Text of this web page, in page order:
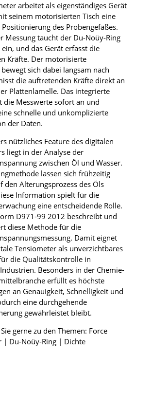
arbeitet als eigenständiges Gerät
seinem motorisierten Tisch eine
des Probengefäßes.
Messung taucht der Du-Noüy-Ring
und das Gerät erfasst die
Kräfte. Der motorisierte
sich dabei langsam nach
die auftretenden Kräfte direkt an
Plattenlamelle. Das integrierte
die Messwerte sofort an und
schnelle und unkomplizierte
der Daten.
nützliches Feature des digitalen
liegt in der Analyse der
zwischen Öl und Wasser.
lassen sich frühzeitig
den Alterungsprozess des Öls
Information spielt für die
eine entscheidende Rolle.
D971-99 2012 beschreibt und
diese Methode für die
Damit eignet
Tensiometer als unverzichtbares
die Qualitätskontrolle in
Besonders in der Chemie-
erfüllt es höchste
an Genauigkeit, Schnelligkeit und
eine durchgehende
gewährleistet bleibt.
gerne zu den Themen: Force
| Du-Noüy-Ring | Dichte